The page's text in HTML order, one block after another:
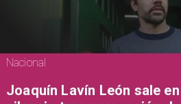
Nacional
Joaquín Lavín León sale en